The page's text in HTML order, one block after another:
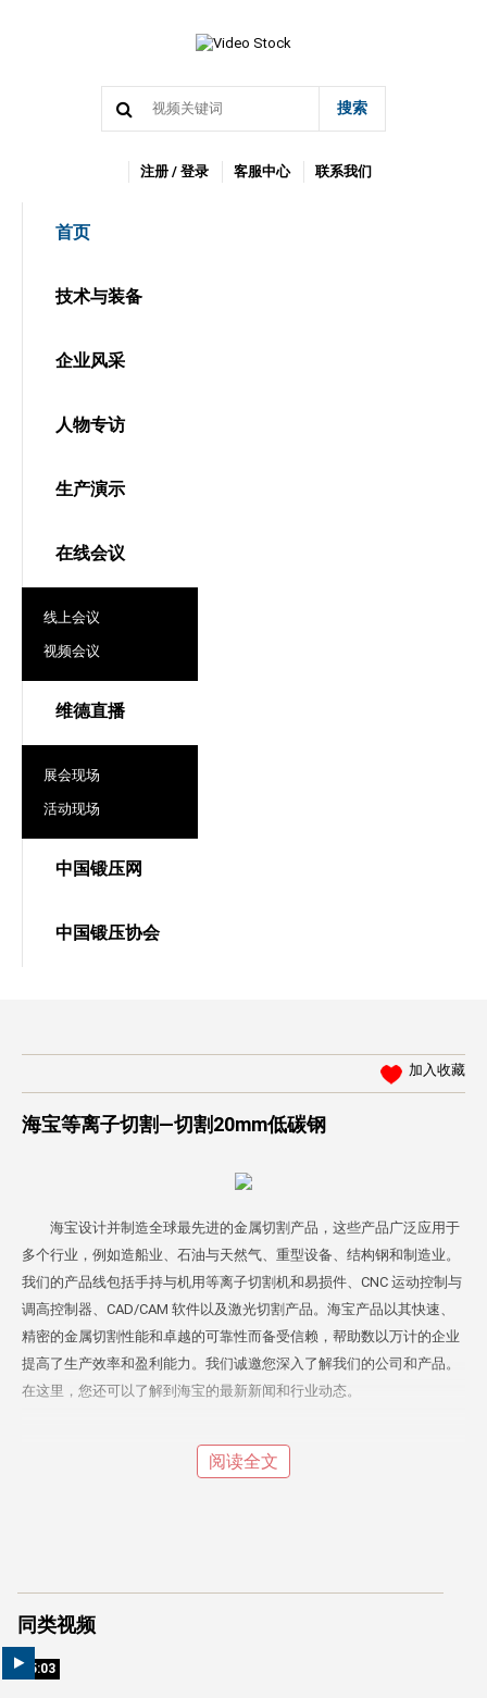
搜索
注册 / 登录 客服中心 联系我们
首页
技术与装备
企业风采
人物专访
生产演示
在线会议
线上会议
视频会议
维德直播
展会现场
活动现场
中国锻压网
中国锻压协会
加入收藏
海宝等离子切割—切割20mm低碳钢
海宝设计并制造全球最先进的金属切割产品，这些产品广泛应用于
多个行业，例如造船业、石油与天然气、重型设备、结构钢和制造业。
我们的产品线包括手持与机用等离子切割机和易损件、CNC 运动控制与
调高控制器、CAD/CAM 软件以及激光切割产品。海宝产品以其快速、
精密的金属切割性能和卓越的可靠性而备受信赖，帮助数以万计的企业
提高了生产效率和盈利能力。我们诚邀您深入了解我们的公司和产品。
在这里，您还可以了解到海宝的最新新闻和行业动态。
阅读全文
同类视频
05:03